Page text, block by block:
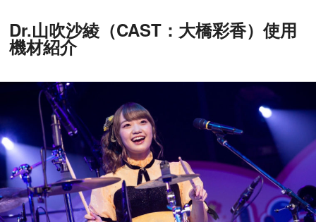
Dr.山吹沙綾（CAST：大橋彩香）使用
機材紹介